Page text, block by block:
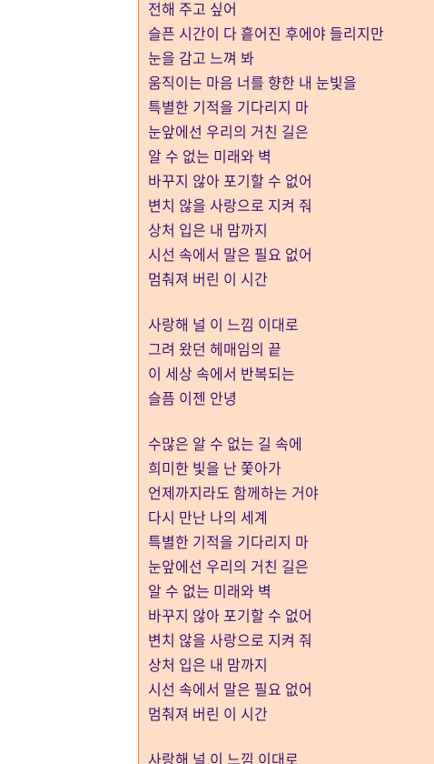
전해 주고 싶어
슬픈 시간이 다 흩어진 후에야 들리지만
눈을 감고 느껴 봐
움직이는 마음 너를 향한 내 눈빛을
특별한 기적을 기다리지 마
눈앞에선 우리의 거친 길은
알 수 없는 미래와 벽
바꾸지 않아 포기할 수 없어
변치 않을 사랑으로 지켜 줘
상처 입은 내 맘까지
시선 속에서 말은 필요 없어
멈춰져 버린 이 시간
사랑해 널 이 느낌 이대로
그려 왔던 헤매임의 끝
이 세상 속에서 반복되는
슬픔 이젠 안녕
수많은 알 수 없는 길 속에
희미한 빛을 난 쫓아가
언제까지라도 함께하는 거야
다시 만난 나의 세계
특별한 기적을 기다리지 마
눈앞에선 우리의 거친 길은
알 수 없는 미래와 벽
바꾸지 않아 포기할 수 없어
변치 않을 사랑으로 지켜 줘
상처 입은 내 맘까지
시선 속에서 말은 필요 없어
멈춰져 버린 이 시간
사랑해 널 이 느낌 이대로